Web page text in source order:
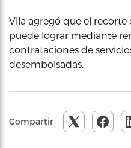
Vila agregó que el recorte
puede lograr mediante
contrataciones de
desembolsadas.
Compartir